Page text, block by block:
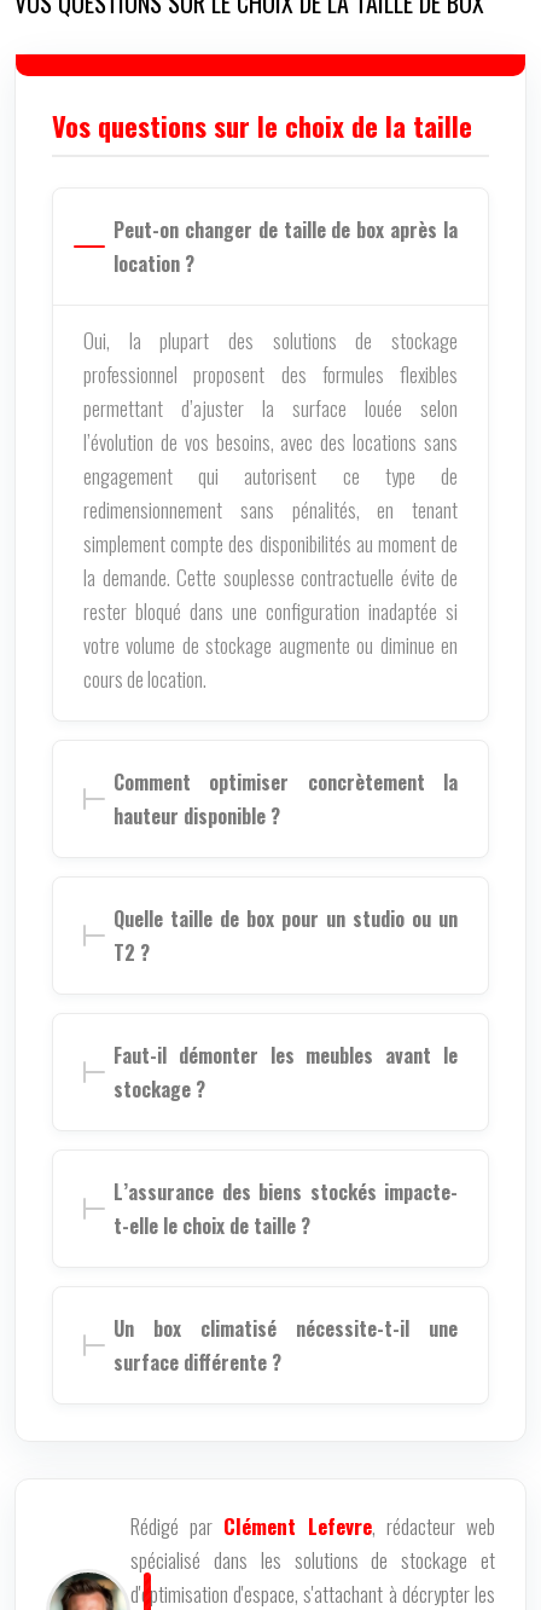
Vos questions sur le choix de la taille
Peut-on changer de taille de box après la
location ?
Oui, la plupart des solutions de stockage
professionnel proposent des formules flexibles
permettant d’ajuster la surface louée selon
l’évolution de vos besoins, avec des locations sans
engagement qui autorisent ce type de
redimensionnement sans pénalités, en tenant
simplement compte des disponibilités au moment de
la demande. Cette souplesse contractuelle évite de
rester bloqué dans une configuration inadaptée si
votre volume de stockage augmente ou diminue en
cours de location.
Comment optimiser concrètement la
hauteur disponible ?
Quelle taille de box pour un studio ou un
T2 ?
Faut-il démonter les meubles avant le
stockage ?
L’assurance des biens stockés impacte-
t-elle le choix de taille ?
Un box climatisé nécessite-t-il une
surface différente ?
Rédigé par Clément Lefevre, rédacteur web
spécialisé dans les solutions de stockage et
d'optimisation d'espace, s'attachant à décrypter les